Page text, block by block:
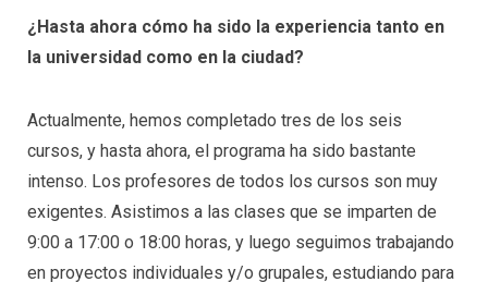
¿Hasta ahora cómo ha sido la experiencia tanto en
la universidad como en la ciudad?
Actualmente, hemos completado tres de los seis
cursos, y hasta ahora, el programa ha sido bastante
intenso. Los profesores de todos los cursos son muy
exigentes. Asistimos a las clases que se imparten de
9:00 a 17:00 o 18:00 horas, y luego seguimos trabajando
en proyectos individuales y/o grupales, estudiando para